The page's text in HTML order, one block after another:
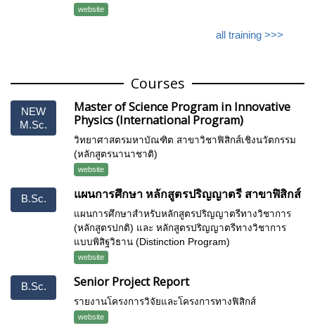
website
all training >>>
Courses
NEW
M.Sc.
Master of Science Program in Innovative
Physics (International Program)
วิทยาศาสตรมหาบัณฑิต สาขาวิชาฟิสิกส์เชิงนวัตกรรม
(หลักสูตรนานาชาติ)
website
B.Sc. แผนการศึกษา หลักสูตรปริญญาตรี สาขาฟิสิกส์
แผนการศึกษาสำหรับหลักสูตรปริญญาตรีทางวิชาการ
(หลักสูตรปกติ) และ หลักสูตรปริญญาตรีทางวิชาการ
แบบพิสิฐวิธาน (Distinction Program)
website
B.Sc. Senior Project Report
รายงานโครงการวิจัยและโครงการทางฟิสิกส์
website